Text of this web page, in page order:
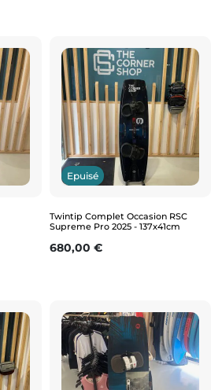
Epuisé
Twintip Complet Occasion RSC
Supreme Pro 2025 - 137x41cm
Prix
680,00 €